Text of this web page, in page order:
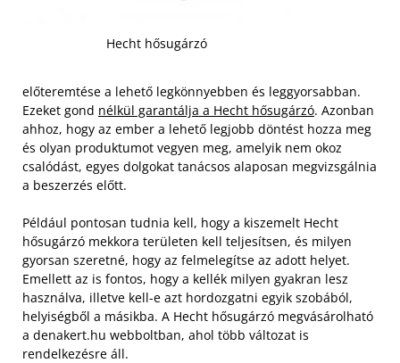
Hecht hősugárzó
előteremtése a lehető legkönnyebben és leggyorsabban.
Ezeket gond nélkül garantálja a Hecht hősugárzó. Azonban
ahhoz, hogy az ember a lehető legjobb döntést hozza meg
és olyan produktumot vegyen meg, amelyik nem okoz
csalódást, egyes dolgokat tanácsos alaposan megvizsgálnia
a beszerzés előtt.
Például pontosan tudnia kell, hogy a kiszemelt Hecht
hősugárzó mekkora területen kell teljesítsen, és milyen
gyorsan szeretné, hogy az felmelegítse az adott helyet.
Emellett az is fontos, hogy a kellék milyen gyakran lesz
használva, illetve kell-e azt hordozgatni egyik szobából,
helyiségből a másikba. A Hecht hősugárzó megvásárolható
a denakert.hu webboltban, ahol több változat is
rendelkezésre áll.